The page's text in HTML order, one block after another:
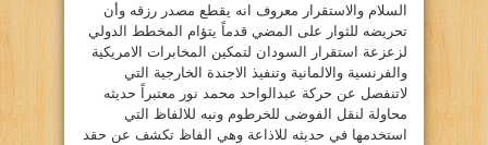
السلام والاستقرار معروف انه يقطع مصدر رزقه وأن
تحريضه للثوار على المضي قدماً يتؤام المخطط الدولي
لزعزعة استقرار السودان لتمكين المخابرات الامريكية
والفرنسية والالمانية وتنفيذ الاجندة الخارجية التي
لاتنفصل عن حركة عبدالواحد محمد نور معتبراً حديثه
محاولة لنقل الفوضى للخرطوم ونبه للالفاظ التي
استخدمها في حديثه للاذاعة وهي الفاظ تكشف عن حقد